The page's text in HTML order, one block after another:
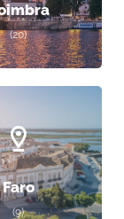
(20)
Faro
(9)